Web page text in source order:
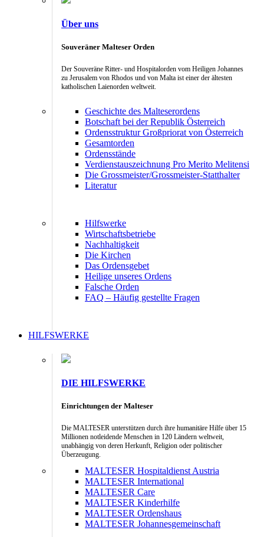
Über uns
Souveräner Malteser Orden
Der Souveräne Ritter- und Hospitalorden vom Heiligen Johannes
zu Jerusalem von Rhodos und von Malta ist einer der ältesten
katholischen Laienorden weltweit.
Geschichte des Malteserordens
Botschaft bei der Republik Österreich
Ordensstruktur Großpriorat von Österreich
Gesamtorden
Ordensstände
Verdienstauszeichnung Pro Merito Melitensi
Die Grossmeister/Grossmeister-Statthalter
Literatur
Hilfswerke
Wirtschaftsbetriebe
Nachhaltigkeit
Die Kirchen
Das Ordensgebet
Heilige unseres Ordens
Falsche Orden
FAQ – Häufig gestellte Fragen
HILFSWERKE
DIE HILFSWERKE
Einrichtungen der Malteser
Die MALTESER unterstützen durch ihre humanitäre Hilfe über 15
Millionen notleidende Menschen in 120 Ländern weltweit,
unabhängig von deren Herkunft, Religion oder politischer
Überzeugung.
MALTESER Hospitaldienst Austria
MALTESER International
MALTESER Care
MALTESER Kinderhilfe
MALTESER Ordenshaus
MALTESER Johannesgemeinschaft